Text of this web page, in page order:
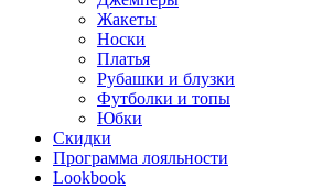
Жакеты
Носки
Платья
Рубашки и блузки
Футболки и топы
Юбки
Скидки
Программа лояльности
Lookbook